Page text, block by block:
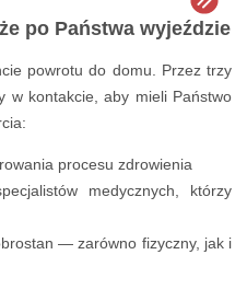
po Państwa wyjeździe
powrotu do domu. Przez trzy
w kontakcie, aby mieli Państwo
procesu zdrowienia
medycznych, którzy
— zarówno fizyczny, jak i